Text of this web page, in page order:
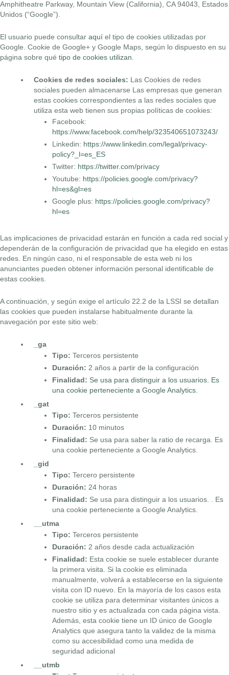
Amphitheatre Parkway, Mountain View (California), CA 94043, Estados
Unidos (“Google”).
El usuario puede consultar aquí el tipo de cookies utilizadas por
Google. Cookie de Google+ y Google Maps, según lo dispuesto en su
página sobre qué tipo de cookies utilizan
Cookies de redes sociales:
Las Cookies de redes
sociales pueden almacenarse Las empresas que generan
estas cookies correspondientes a las redes sociales que
utiliza esta web tienen sus propias políticas de cookies:
Facebook:
https://www.facebook.com/help/323540651073243/
Linkedin: https://www.linkedin.com/legal/privacy-
policy?_l=es_ES
Twitter: https://twitter.com/privacy
Youtube: https://policies.google.com/privacy?
hl=es&gl=es
Google plus: https://policies.google.com/privacy?
hl=es
Las implicaciones de privacidad estarán en función a cada red social y
dependerán de la configuración de privacidad que ha elegido en estas
redes. En ningún caso, ni el responsable de esta web ni los
anunciantes pueden obtener información personal identificable de
estas cookies.
A continuación, y según exige el artículo 22.2 de la LSSI se detallan
las cookies que pueden instalarse habitualmente durante la
navegación por este sitio web:
_ga
Tipo: Terceros persistente
Duración: 2 años a partir de la configuración
Finalidad: Se usa para distinguir a los usuarios. Es
una cookie perteneciente a Google Analytics.
_gat
Tipo: Terceros persistente
Duración: 10 minutos
Finalidad: Se usa para saber la ratio de recarga. Es
una cookie perteneciente a Google Analytics.
_gid
Tipo: Tercero persistente
Duración: 24 horas
Finalidad: Se usa para distinguir a los usuarios. . Es
una cookie perteneciente a Google Analytics.
__utma
Tipo: Terceros persistente
Duración: 2 años desde cada actualización
Finalidad: Esta cookie se suele establecer durante
la primera visita. Si la cookie es eliminada
manualmente, volverá a establecerse en la siguiente
visita con ID nuevo. En la mayoría de los casos esta
cookie se utiliza para determinar visitantes únicos a
nuestro sitio y es actualizada con cada página vista.
Además, esta cookie tiene un ID único de Google
Analytics que asegura tanto la validez de la misma
como su accesibilidad como una medida de
seguridad adicional
__utmb